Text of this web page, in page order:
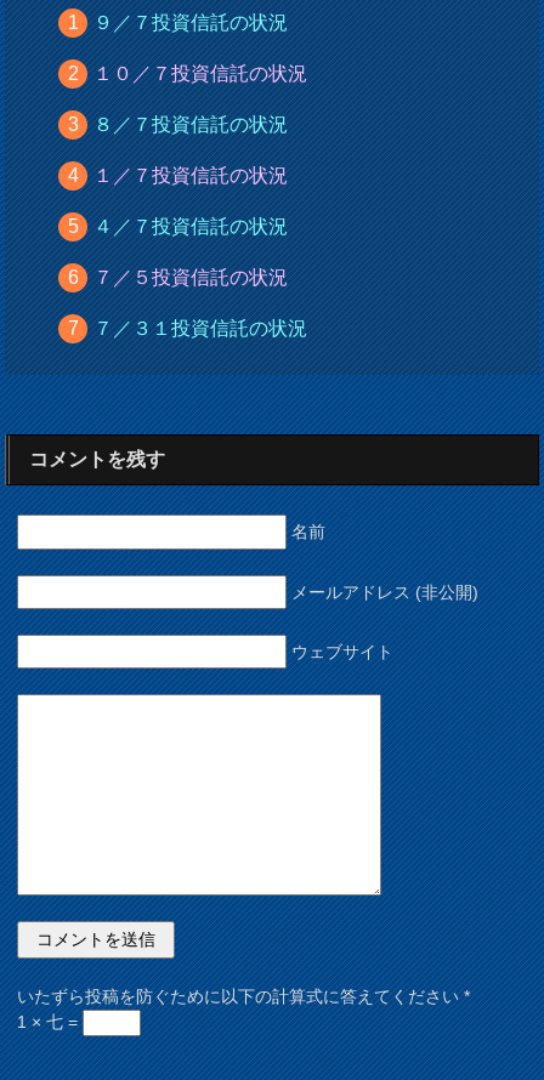
９／７投資信託の状況
１０／７投資信託の状況
８／７投資信託の状況
１／７投資信託の状況
４／７投資信託の状況
７／５投資信託の状況
７／３１投資信託の状況
コメントを残す
名前
メールアドレス (非公開)
ウェブサイト
いたずら投稿を防ぐために以下の計算式に答えてください*
1 × 七 =